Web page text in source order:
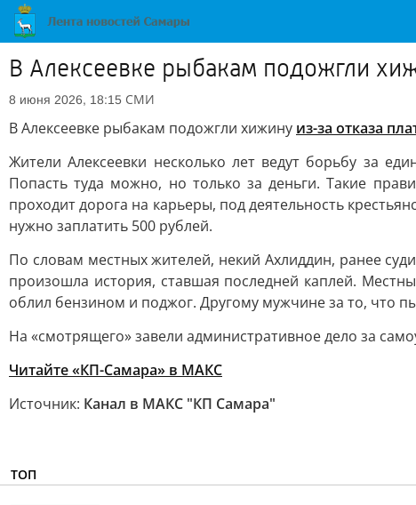
В Алексеевке рыбакам подожгли
8 июня 2026, 18:15 СМИ
В Алексеевке рыбакам подожгли хижину из-за отказа
Жители Алексеевки несколько лет ведут борьбу за
Попасть туда можно, но только за деньги. Такие
проходит дорога на карьеры, под деятельность
нужно заплатить 500 рублей.
По словам местных жителей, некий Ахлиддин, ранее
произошла история, ставшая последней каплей.
облил бензином и поджог. Другому мужчине за то, что
На «смотрящего» завели административное дело за
Читайте «КП-Самара» в МАКС
Источник: Канал в МАКС "КП Самара"
ТОП